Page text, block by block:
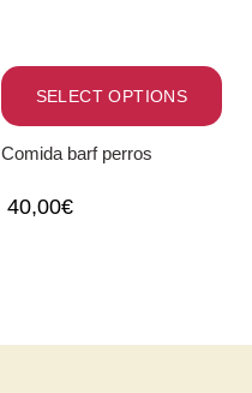
SELECT OPTIONS
Comida barf perros
40,00€